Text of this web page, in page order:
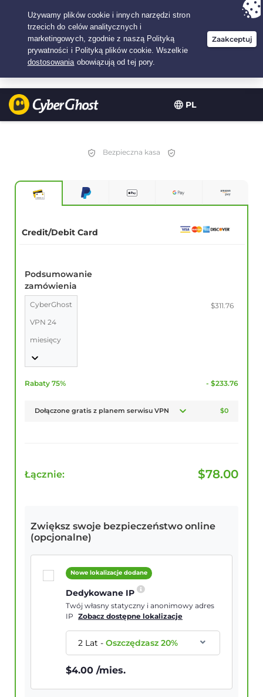
PL
Twój wybór:Najlepsza umowana3.3333333333333-lat w$
/miesiąc
Bezpieczna kasa
Credit/Debit Card
Podsumowanie
zamówienia
CyberGhost
VPN 24
miesięcy
$311.76
Rabaty 75% - $233.76
Dołączone gratis z planem serwisu VPN $0
Łącznie: $78.00
Zwiększ swoje bezpieczeństwo online
(opcjonalne)
Nowe lokalizacje dodane
Dedykowane IP
Twój własny statyczny i anonimowy adres
IP
Zobacz dostępne lokalizacje
2 Lat-Oszczędzasz20%
$4.00 /mies.